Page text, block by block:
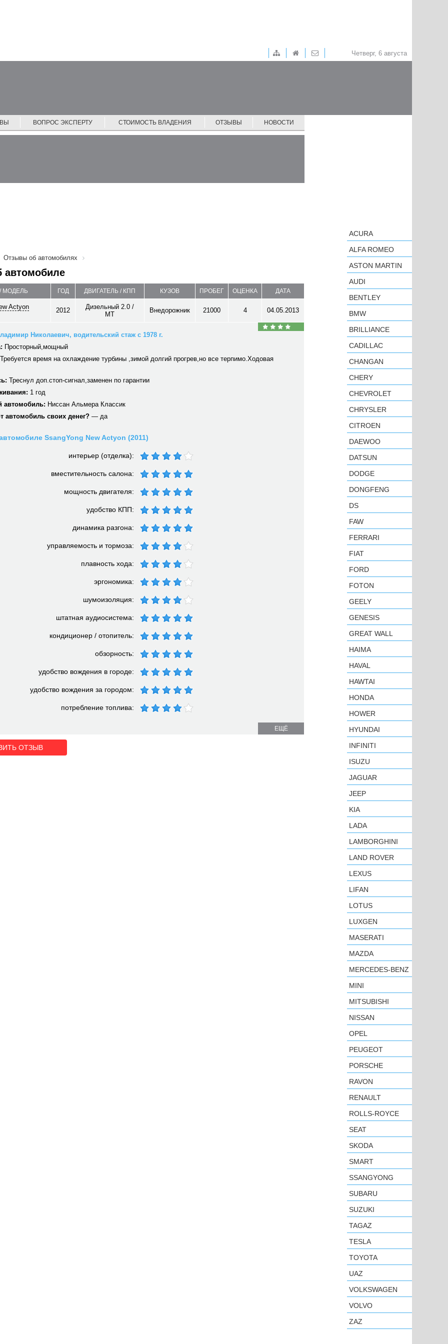
Четверг, 6 августа
ВОПРОС ЭКСПЕРТУ СТОИМОСТЬ ВЛАДЕНИЯ ОТЗЫВЫ НОВОСТИ
Отзывы об автомобилях
автомобиле
МОДЕЛЬ ГОД ДВИГАТЕЛЬ / КПП КУЗОВ ПРОБЕГ ОЦЕНКА ДАТА
Actyon 2012
Дизельный 2.0 /
MT
Внедорожник 21000 4 04.05.2013
Николаевич, водительский стаж с 1978 г.
Просторный,мощный
время на охлаждение турбины ,зимой долгий прогрев,но все терпимо.Ходовая
Треснул доп.стоп-сигнал,заменен по гарантии
1 год
автомобиль: Ниссан Альмера Классик
автомобиль своих денег? — да
SsangYong New Actyon (2011)
интерьер (отделка):
вместительность салона:
мощность двигателя:
удобство КПП:
динамика разгона:
управляемость и тормоза:
плавность хода:
эргономика:
шумоизоляция:
штатная аудиосистема:
кондиционер / отопитель:
обзорность:
удобство вождения в городе:
удобство вождения за городом:
потребление топлива:
ЕЩЁ
ОТЗЫВ
ACURA
ALFA ROMEO
ASTON MARTIN
AUDI
BENTLEY
BMW
BRILLIANCE
CADILLAC
CHANGAN
CHERY
CHEVROLET
CHRYSLER
CITROEN
DAEWOO
DATSUN
DODGE
DONGFENG
DS
FAW
FERRARI
FIAT
FORD
FOTON
GEELY
GENESIS
GREAT WALL
HAIMA
HAVAL
HAWTAI
HONDA
HOWER
HYUNDAI
INFINITI
ISUZU
JAGUAR
JEEP
KIA
LADA
LAMBORGHINI
LAND ROVER
LEXUS
LIFAN
LOTUS
LUXGEN
MASERATI
MAZDA
MERCEDES-BENZ
MINI
MITSUBISHI
NISSAN
OPEL
PEUGEOT
PORSCHE
RAVON
RENAULT
ROLLS-ROYCE
SEAT
SKODA
SMART
SSANGYONG
SUBARU
SUZUKI
TAGAZ
TESLA
TOYOTA
UAZ
VOLKSWAGEN
VOLVO
ZAZ